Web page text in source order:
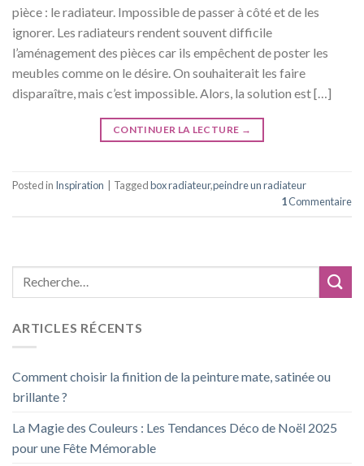
pièce : le radiateur. Impossible de passer à côté et de les
ignorer. Les radiateurs rendent souvent difficile
l’aménagement des pièces car ils empêchent de poster les
meubles comme on le désire. On souhaiterait les faire
disparaître, mais c’est impossible. Alors, la solution est […]
CONTINUER LA LECTURE →
Posted in Inspiration Taggedbox radiateur,peindre un radiateur
1Commentaire
ARTICLES RÉCENTS
Comment choisir la finition de la peinture mate, satinée ou
brillante ?
La Magie des Couleurs : Les Tendances Déco de Noël 2025
pour une Fête Mémorable